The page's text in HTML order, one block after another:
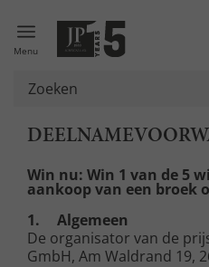
Menu
Win nu: Win 1 van de 5
aankoop van een broek
1.
Algemeen
De organisator van de
GmbH, Am Waldrand 19,